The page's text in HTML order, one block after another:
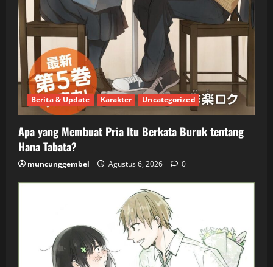
Berita & Update Karakter Uncategorized
Apa yang Membuat Pria Itu Berkata Buruk tentang
Hana Tabata?
muncunggembel Agustus 6, 2026 0